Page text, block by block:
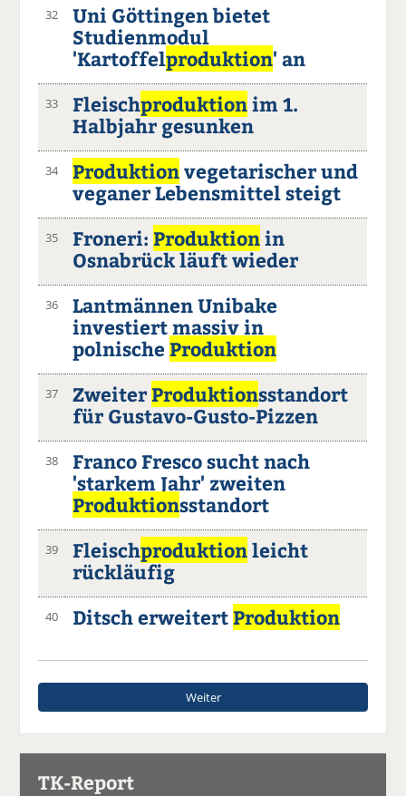
32
Uni Göttingen bietet
Studienmodul
'Kartoffelproduktion' an
33 Fleischproduktionim 1.
Halbjahr gesunken
34 Produktionvegetarischer und
veganer Lebensmittel steigt
35 Froneri:Produktionin
Osnabrück läuft wieder
36
Lantmännen Unibake
investiert massiv in
polnischeProduktion
37 ZweiterProduktionsstandort
für Gustavo-Gusto-Pizzen
38
Franco Fresco sucht nach
'starkem Jahr' zweiten
Produktionsstandort
39 Fleischproduktionleicht
rückläufig
40 Ditsch erweitertProduktion
Weiter
TK-Report